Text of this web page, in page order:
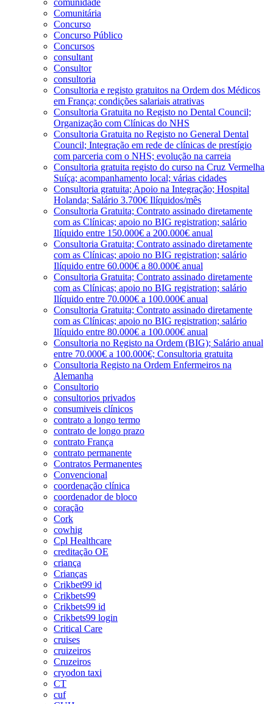
Comunitária
Concurso
Concurso Público
Concursos
consultant
Consultor
consultoria
Consultoria e registo gratuitos na Ordem dos Médicos
em França; condições salariais atrativas
Consultoria Gratuita no Registo no Dental Council;
Organização com Clínicas do NHS
Consultoria Gratuita no Registo no General Dental
Council; Integração em rede de clínicas de prestígio
com parceria com o NHS; evolução na carreia
Consultoria gratuita registo do curso na Cruz Vermelha
Suíça; acompanhamento local; várias cidades
Consultoria gratuita; Apoio na Integração; Hospital
Holanda; Salário 3.700€ Ilíquidos/mês
Consultoria Gratuita; Contrato assinado diretamente
com as Clínicas; apoio no BIG registration; salário
Ilíquido entre 150.000€ a 200.000€ anual
Consultoria Gratuita; Contrato assinado diretamente
com as Clínicas; apoio no BIG registration; salário
Ilíquido entre 60.000€ a 80.000€ anual
Consultoria Gratuita; Contrato assinado diretamente
com as Clínicas; apoio no BIG registration; salário
Ilíquido entre 70.000€ a 100.000€ anual
Consultoria Gratuita; Contrato assinado diretamente
com as Clínicas; apoio no BIG registration; salário
Ilíquido entre 80.000€ a 100.000€ anual
Consultoria no Registo na Ordem (BIG); Salário anual
entre 70.000€ a 100.000€; Consultoria gratuita
Consultoria Registo na Ordem Enfermeiros na
Alemanha
Consultorio
consultorios privados
consumiveis clínicos
contrato a longo termo
contrato de longo prazo
contrato França
contrato permanente
Contratos Permanentes
Convencional
coordenação clínica
coordenador de bloco
coração
Cork
cowhig
Cpl Healthcare
creditação OE
criança
Crianças
Crikbet99 id
Crikbets99
Crikbets99 id
Crikbets99 login
Critical Care
cruises
cruizeiros
Cruzeiros
cryodon taxi
CT
cuf